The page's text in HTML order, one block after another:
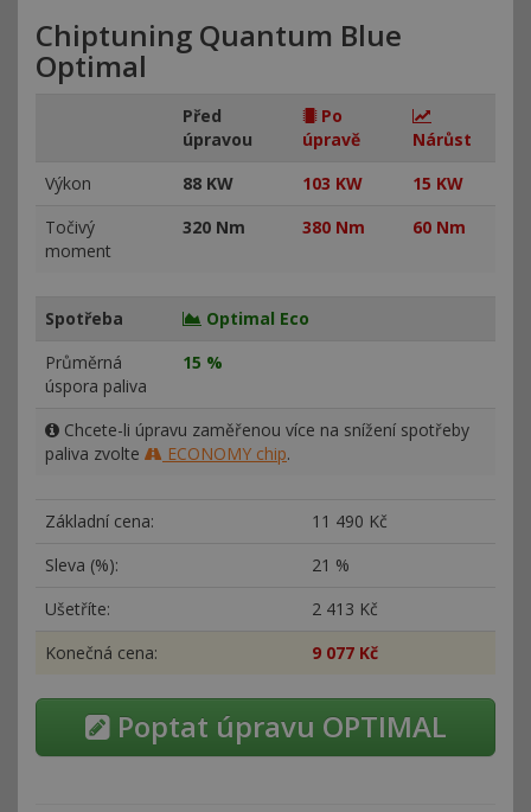
Chiptuning Quantum Blue
Optimal
Před
úpravou
Po
úpravě
Nárůst
Výkon
88 KW 103 KW
15 KW
Točivý
moment
320 Nm 380 Nm 60 Nm
Spotřeba
Optimal Eco
Průměrná
úspora paliva
15 %
Chcete-li úpravu zaměřenou více na snížení spotřeby
paliva zvolte
ECONOMY chip.
Základní cena: 11 490 Kč
Sleva (%):
21 %
Ušetříte:
2 413 Kč
Konečná cena:
9 077 Kč
Poptat úpravu OPTIMAL